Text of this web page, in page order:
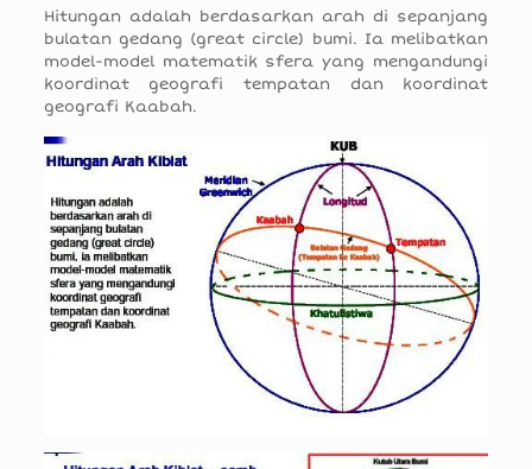
Hitungan adalah berdasarkan arah di sepanjang
bulatan gedang (great circle) bumi. Ia melibatkan
model-model matematik sfera yang mengandungi
koordinat geografi tempatan dan koordinat
geografi Kaabah.